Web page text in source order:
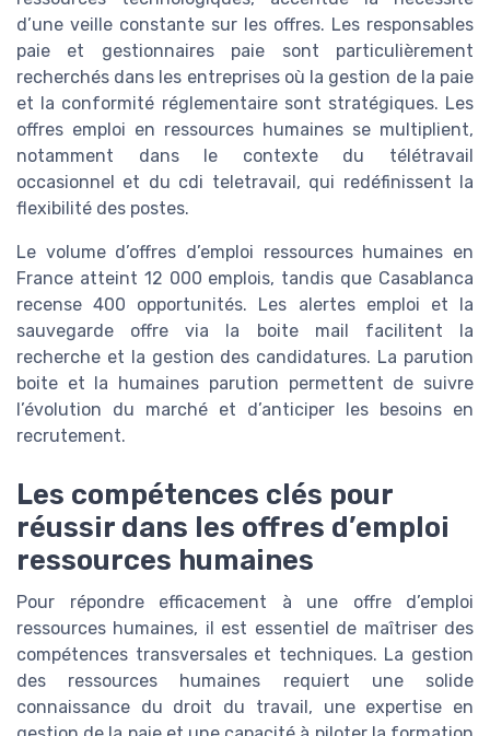
d’une veille constante sur les offres. Les responsables
paie et gestionnaires paie sont particulièrement
recherchés dans les entreprises où la gestion de la paie
et la conformité réglementaire sont stratégiques. Les
offres emploi en ressources humaines se multiplient,
notamment dans le contexte du télétravail
occasionnel et du cdi teletravail, qui redéfinissent la
flexibilité des postes.
Le volume d’offres d’emploi ressources humaines en
France atteint 12 000 emplois, tandis que Casablanca
recense 400 opportunités. Les alertes emploi et la
sauvegarde offre via la boite mail facilitent la
recherche et la gestion des candidatures. La parution
boite et la humaines parution permettent de suivre
l’évolution du marché et d’anticiper les besoins en
recrutement.
Les compétences clés pour
réussir dans les offres d’emploi
ressources humaines
Pour répondre efficacement à une offre d’emploi
ressources humaines, il est essentiel de maîtriser des
compétences transversales et techniques. La gestion
des ressources humaines requiert une solide
connaissance du droit du travail, une expertise en